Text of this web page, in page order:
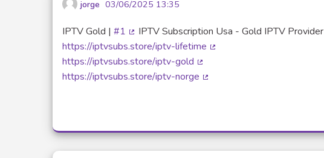
jorge 03/06/2025 13:35
IPTV Gold | #1
(Lien externe)
IPTV Subscription Usa - Gold IPTV Provider
https://iptvsubs.store/iptv-lifetime
https://iptvsubs.store/iptv-gold
(Lien externe)
https://iptvsubs.store/iptv-norge